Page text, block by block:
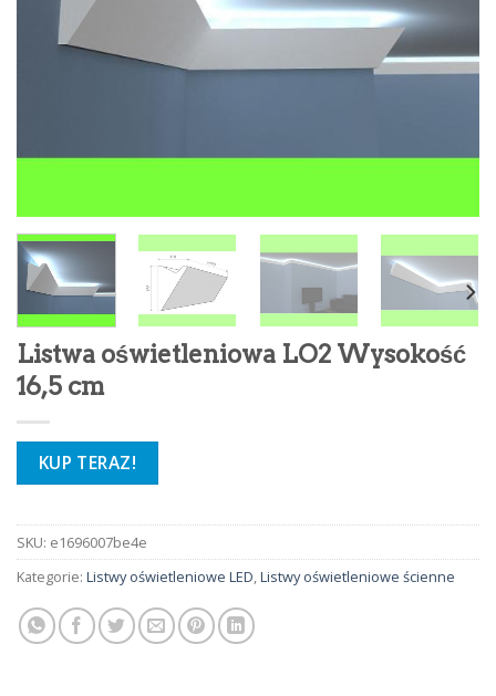
Listwa oświetleniowa LO2 Wysokość
16,5 cm
KUP TERAZ!
SKU: e1696007be4e
Kategorie: Listwy oświetleniowe LED,Listwy oświetleniowe ścienne